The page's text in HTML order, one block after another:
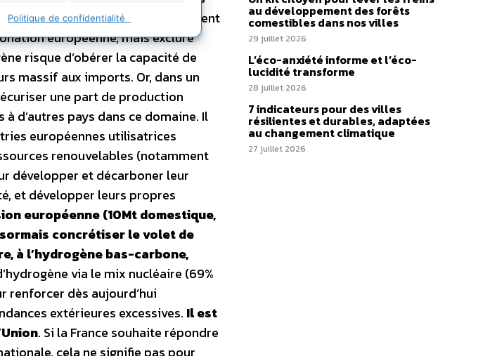
Politique de confidentialité
type d’énergie primaire, uniquement
européenne, mais exclure
risque d’obérer la capacité de
massif aux imports. Or, dans un
une part de production
d’autres pays dans ce domaine. Il
européennes utilisatrices
renouvelables (notamment
développer et décarboner leur
et développer leurs propres
européenne (10Mt domestique,
concrétiser le volet de
à l’hydrogène bas-carbone,
via le mix nucléaire (69%
renforcer dès aujourd’hui
extérieures excessives. Il est
. Si la France souhaite répondre
au développement des forêts
comestibles dans nos villes
29 juillet 2026
L’éco-anxiété informe et l’éco-
lucidité transforme
28 juillet 2026
7 indicateurs pour des villes
résilientes et durables, adaptées
au changement climatique
27 juillet 2026